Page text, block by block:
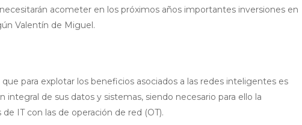
acometer en los próximos años importantes inversiones en
Valentín de Miguel.
para explotar los beneficios asociados a las redes inteligentes es
integral de sus datos y sistemas, siendo necesario para ello la
IT con las de operación de red (OT).